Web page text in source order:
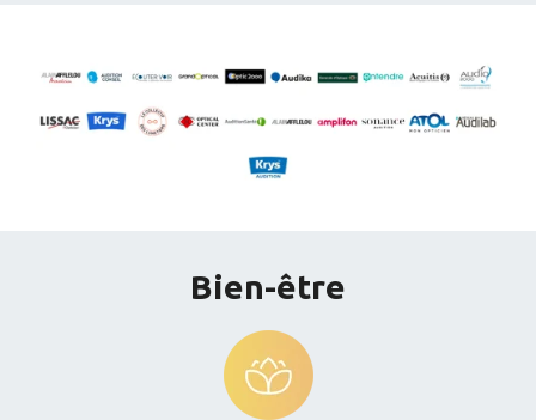
Bien-être